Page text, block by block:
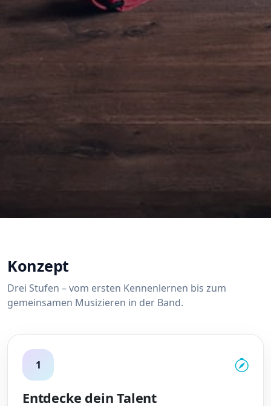
Konzept
Drei Stufen – vom ersten Kennenlernen bis zum
gemeinsamen Musizieren in der Band.
1
Entdecke dein Talent